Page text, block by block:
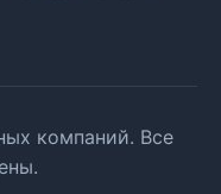
компаний. Все